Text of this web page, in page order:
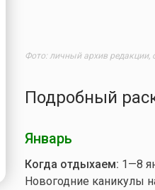
Фото: личный архив редакции,
Подробный
Январь
Когда отдыхаем: 1—8
Новогодние каникулы